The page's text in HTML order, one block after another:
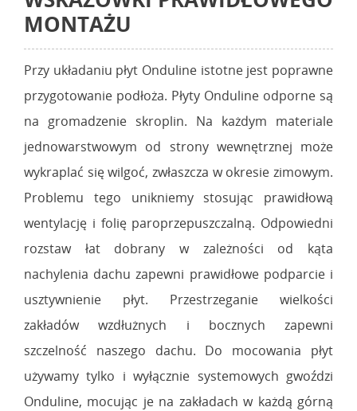
MONTAŻU
Przy układaniu płyt Onduline istotne jest poprawne
przygotowanie podłoża. Płyty Onduline odporne są
na gromadzenie skroplin. Na każdym materiale
jednowarstwowym od strony wewnętrznej może
wykraplać się wilgoć, zwłaszcza w okresie zimowym.
Problemu tego unikniemy stosując prawidłową
wentylację i folię paroprzepuszczalną. Odpowiedni
rozstaw łat dobrany w zależności od kąta
nachylenia dachu zapewni prawidłowe podparcie i
usztywnienie płyt. Przestrzeganie wielkości
zakładów wzdłużnych i bocznych zapewni
szczelność naszego dachu. Do mocowania płyt
używamy tylko i wyłącznie systemowych gwoździ
Onduline, mocując je na zakładach w każdą górną